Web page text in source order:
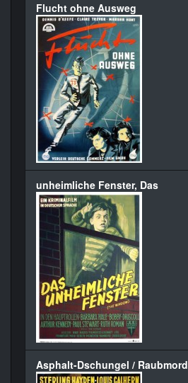
Flucht ohne Ausweg
unheimliche Fenster, Das
Asphalt-Dschungel / Raubmord